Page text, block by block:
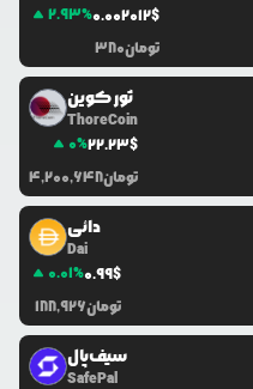
2.93%0.002012$
380تومان
ثور کوین
ThoreCoin
0%22.23$
4,200,648تومان
دائی
Dai
0.01%0.99$
188,926تومان
سیف‌پال
SafePal